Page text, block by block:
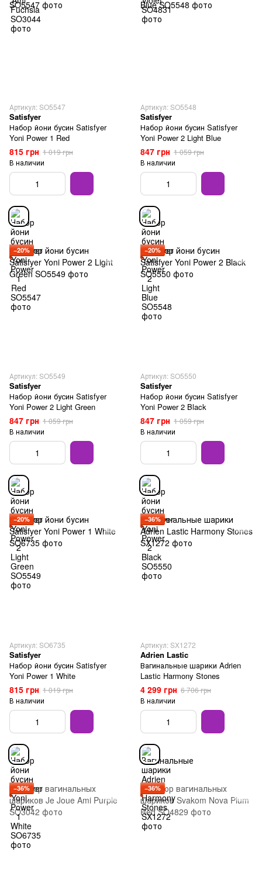
Артикул: SO5547
Satisfyer
Набор йони бусин Satisfyer
Yoni Power 1 Red
815 грн 1 019 грн
В наличии
Артикул: SO5548
Satisfyer
Набор йони бусин Satisfyer
Yoni Power 2 Light Blue
847 грн 1 059 грн
В наличии
−20%
Артикул: SO5549
Satisfyer
Набор йони бусин Satisfyer
Yoni Power 2 Light Green
847 грн 1 059 грн
В наличии
−20%
Артикул: SO5550
Satisfyer
Набор йони бусин Satisfyer
Yoni Power 2 Black
847 грн 1 059 грн
В наличии
−20%
Артикул: SO6735
Satisfyer
Набор йони бусин Satisfyer
Yoni Power 1 White
815 грн 1 019 грн
В наличии
−36%
Артикул: SX1272
Adrien Lastic
Вагинальные шарики Adrien
Lastic Harmony Stones
4 299 грн 6 706 грн
В наличии
−36% −36%